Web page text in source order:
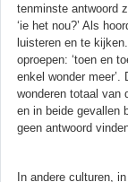
tenminste antwoord
‘ie het nou?’ Als
luisteren en te
oproepen: ‘toen en
enkel wonder
wonderen totaal van
en in beide gevallen
geen antwoord
In andere culturen,